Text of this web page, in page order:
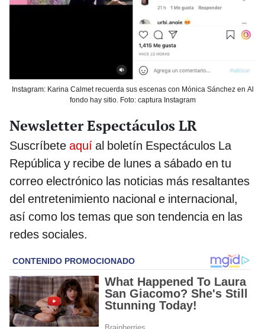
Instagram: Karina Calmet recuerda sus escenas con Mónica Sánchez en Al
fondo hay sitio. Foto: captura Instagram
Newsletter Espectáculos LR
Suscríbete aquí al boletín Espectáculos La
República y recibe de lunes a sábado en tu
correo electrónico las noticias más resaltantes
del entretenimiento nacional e internacional,
así como los temas que son tendencia en las
redes sociales.